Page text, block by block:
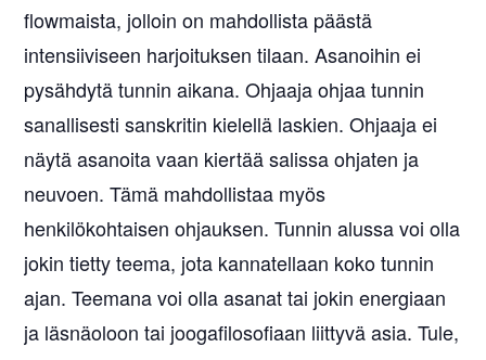
flowmaista, jolloin on mahdollista päästä
intensiiviseen harjoituksen tilaan. Asanoihin ei
pysähdytä tunnin aikana. Ohjaaja ohjaa tunnin
sanallisesti sanskritin kielellä laskien. Ohjaaja ei
näytä asanoita vaan kiertää salissa ohjaten ja
neuvoen. Tämä mahdollistaa myös
henkilökohtaisen ohjauksen. Tunnin alussa voi olla
jokin tietty teema, jota kannatellaan koko tunnin
ajan. Teemana voi olla asanat tai jokin energiaan
ja läsnäoloon tai joogafilosofiaan liittyvä asia. Tule,